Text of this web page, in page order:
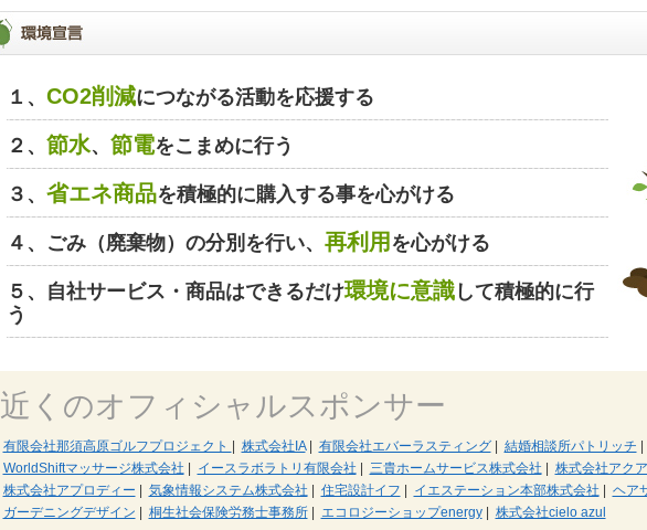
１、 CO2削減につながる活動を応援する
２、 節水、 節電をこまめに行う
３、 省エネ商品を積極的に購入する事を心がける
４、ごみ（廃棄物）の分別を行い、 再利用 を心がける
５、自社サービス・商品はできるだけ環境に意識して積極的に行
う
近くのオフィシャルスポンサー
有限会社那須高原ゴルフプロジェクト 株式会社IA| 有限会社エバーラスティング| 結婚相談所パトリッチ
WorldShiftマッサージ株式会社
イースラボラトリ有限会社 三貴ホームサービス株式会社 株式会社アク
株式会社アプロディー
気象情報システム株式会社 住宅設計イフ イエステーション本部株式会社 ヘア
ガーデニングデザイン
桐生社会保険労務士事務所| エコロジーショップenergy| 株式会社cielo azul